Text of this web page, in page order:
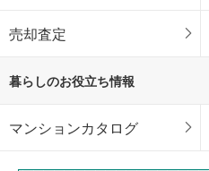
売却査定
暮らしのお役立ち情報
マンションカタログ